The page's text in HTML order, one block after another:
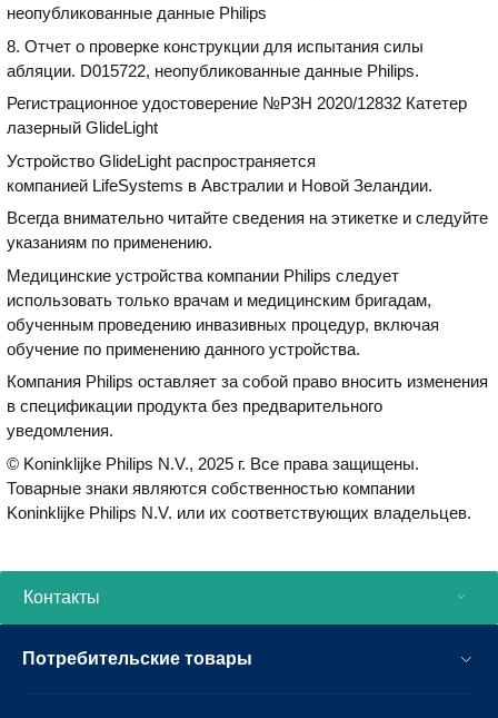
неопубликованные данные Philips
8. Отчет о проверке конструкции для испытания силы
абляции. D015722, неопубликованные данные Philips.
Регистрационное удостоверение №P3H 2020/12832 Катетер
лазерный GlideLight
Устройство GlideLight распространяется
компанией LifeSystems в Австралии и Новой Зеландии.
Всегда внимательно читайте сведения на этикетке и следуйте
указаниям по применению.
Медицинские устройства компании Philips следует
использовать только врачам и медицинским бригадам,
обученным проведению инвазивных процедур, включая
обучение по применению данного устройства.
Компания Philips оставляет за собой право вносить изменения
в спецификации продукта без предварительного
уведомления.
© Koninklijke Philips N.V., 2025 г. Все права защищены.
Товарные знаки являются собственностью компании
Koninklijke Philips N.V. или их соответствующих владельцев.
Контакты
Потребительские товары